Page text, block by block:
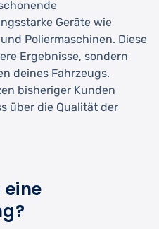
Geräte wie
Poliermaschinen. Diese
Ergebnisse, sondern
deines Fahrzeugs.
bisheriger Kunden
über die Qualität der